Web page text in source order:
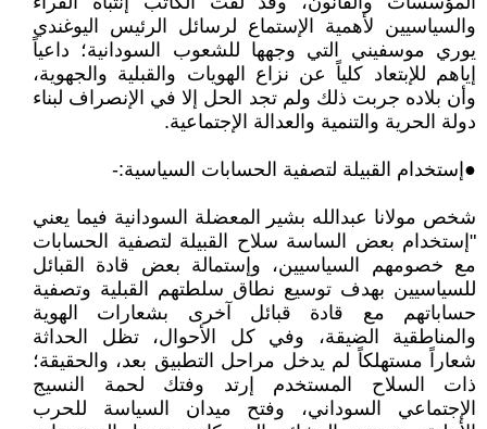
والسياسيين لأهمية الإستماع لرسائل الرئيس اليوغندي
يوري موسفيني التي وجهها للشعوب السودانية؛ داعياً
إياهم للإبتعاد كلياً عن نزاع الهويات والقبلية والجهوية،
وأن بلاده جربت ذلك ولم تجد الحل إلا في الإنصراف لبناء
دولة الحرية والتنمية والعدالة الإجتماعية.
●إستخدام القبيلة لتصفية الحسابات السياسية:-
شخص مولانا عبدالله بشير المعضلة السودانية فيما يعني
"إستخدام بعض الساسة سلاح القبيلة لتصفية الحسابات
مع خصومهم السياسيين، وإستمالة بعض قادة القبائل
للسياسيين بهدف توسيع نطاق سلطتهم القبلية وتصفية
حساباتهم مع قادة قبائل آخرى بشعارات الهوية
والمناطقية الضيقة، وفي كل الأحوال، تظل الحداثة
شعاراً مستهلكاً لم يدخل مراحل التطبيق بعد، والحقيقة؛
ذات السلاح المستخدم إرتد وفتك لحمة النسيج
الإجتماعي السوداني، وفتح ميدان السياسة للحرب